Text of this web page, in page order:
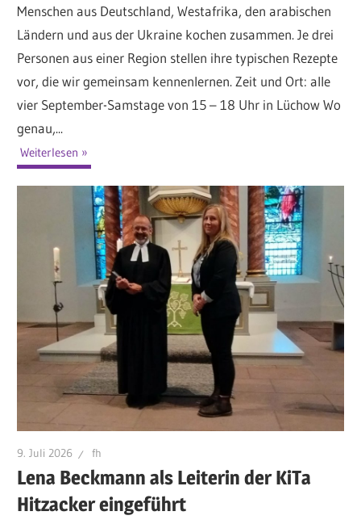
Menschen aus Deutschland, Westafrika, den arabischen
Ländern und aus der Ukraine kochen zusammen. Je drei
Personen aus einer Region stellen ihre typischen Rezepte
vor, die wir gemeinsam kennenlernen. Zeit und Ort: alle
vier September-Samstage von 15 – 18 Uhr in Lüchow Wo
genau,...
Weiterlesen
9. Juli 2026 fh
Lena Beckmann als Leiterin der KiTa
Hitzacker eingeführt